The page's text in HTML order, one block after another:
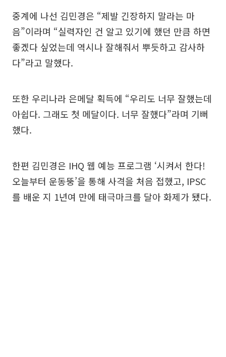
중계에 나선 김민경은 “제발 긴장하지 말라는 마
음”이라며 “실력자인 건 알고 있기에 했던 만큼 하면
좋겠다 싶었는데 역시나 잘해줘서 뿌듯하고 감사하
다”라고 말했다.
또한 우리나라 은메달 획득에 “우리도 너무 잘했는데
아쉽다. 그래도 첫 메달이다. 너무 잘했다”라며 기뻐
했다.
한편 김민경은 IHQ 웹 예능 프로그램 ‘시켜서 한다!
오늘부터 운동뚱’을 통해 사격을 처음 접했고, IPSC
를 배운 지 1년여 만에 태극마크를 달아 화제가 됐다.